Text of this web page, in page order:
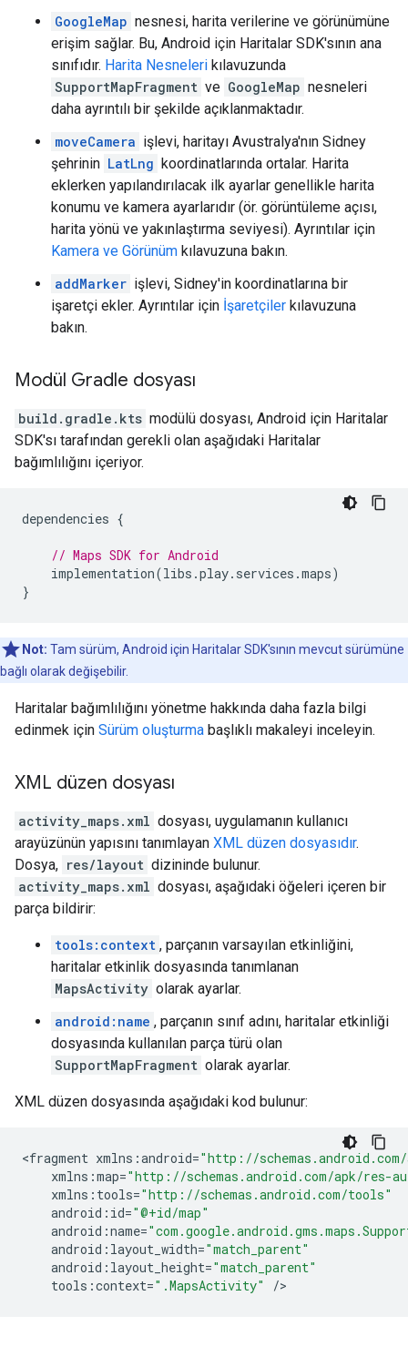
GoogleMap nesnesi, harita verilerine ve görünümüne
erişim sağlar. Bu, Android için Haritalar SDK'sının ana
sınıfıdır. Harita Nesneleri kılavuzunda
SupportMapFragment ve GoogleMap nesneleri
daha ayrıntılı bir şekilde açıklanmaktadır.
moveCamera işlevi, haritayı Avustralya'nın Sidney
şehrinin LatLng koordinatlarında ortalar. Harita
eklerken yapılandırılacak ilk ayarlar genellikle harita
konumu ve kamera ayarlarıdır (ör. görüntüleme açısı,
harita yönü ve yakınlaştırma seviyesi). Ayrıntılar için
Kamera ve Görünüm kılavuzuna bakın.
addMarker işlevi, Sidney'in koordinatlarına bir
işaretçi ekler. Ayrıntılar için İşaretçiler kılavuzuna
bakın.
Modül Gradle dosyası
build.gradle.kts modülü dosyası, Android için Haritalar
SDK'sı tarafından gerekli olan aşağıdaki Haritalar
bağımlılığını içeriyor.
dependencies {
// Maps SDK for Android
implementation(libs .play. services .maps)
}
Not: Tam sürüm, Android için Haritalar SDK'sının mevcut sürümüne
bağlı olarak değişebilir.
Haritalar bağımlılığını yönetme hakkında daha fazla bilgi
edinmek için Sürüm oluşturma başlıklı makaleyi inceleyin.
XML düzen dosyası
activity_maps.xml dosyası, uygulamanın kullanıcı
arayüzünün yapısını tanımlayan XML düzen dosyasıdır.
Dosya, res/layout dizininde bulunur.
activity_maps.xml dosyası, aşağıdaki öğeleri içeren bir
parça bildirir:
tools:context , parçanın varsayılan etkinliğini,
haritalar etkinlik dosyasında tanımlanan
MapsActivity olarak ayarlar.
android:name , parçanın sınıf adını, haritalar etkinliği
dosyasında kullanılan parça türü olan
SupportMapFragment olarak ayarlar.
XML düzen dosyasında aşağıdaki kod bulunur:
<fragment xmlns :android="http://
xmlns :map="http://schemas.android.com/apk/res-
xmlns : tools="http://schemas.android.com/tools"
android : id="@+id/map"
android :name=
android : layout_width="match_parent"
android : layout_height="match_parent"
tools :context=".MapsActivity" /